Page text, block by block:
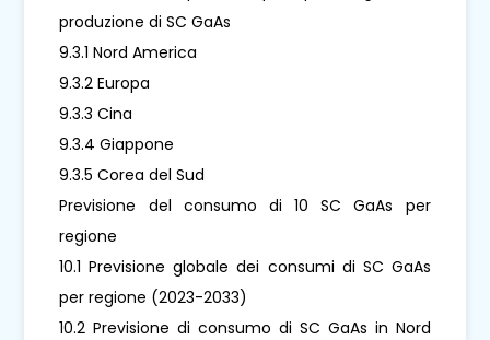
produzione di SC GaAs
9.3.1 Nord America
9.3.2 Europa
9.3.3 Cina
9.3.4 Giappone
9.3.5 Corea del Sud
Previsione del consumo di 10 SC GaAs per
regione
10.1 Previsione globale dei consumi di SC GaAs
per regione (2023-2033)
10.2 Previsione di consumo di SC GaAs in Nord